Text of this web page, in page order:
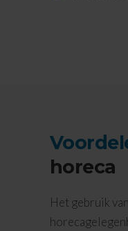
horeca
Het gebruik